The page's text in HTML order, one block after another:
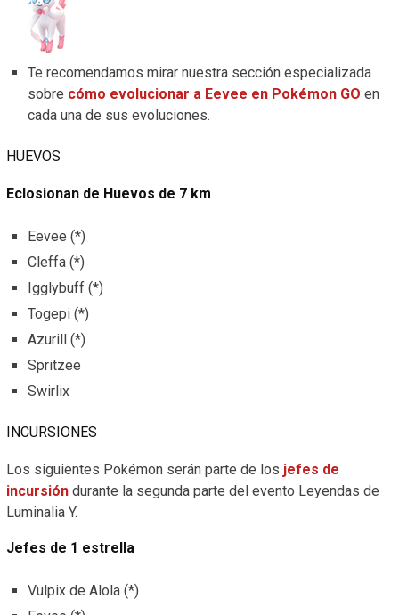
Te recomendamos mirar nuestra sección especializada
sobre cómo evolucionar a Eevee en Pokémon GO en
cada una de sus evoluciones.
HUEVOS
Eclosionan de Huevos de 7 km
Eevee (*)
Cleffa (*)
Igglybuff (*)
Togepi (*)
Azurill (*)
Spritzee
Swirlix
INCURSIONES
Los siguientes Pokémon serán parte de los jefes de
incursión durante la segunda parte del evento Leyendas de
Luminalia Y.
Jefes de 1 estrella
Vulpix de Alola (*)